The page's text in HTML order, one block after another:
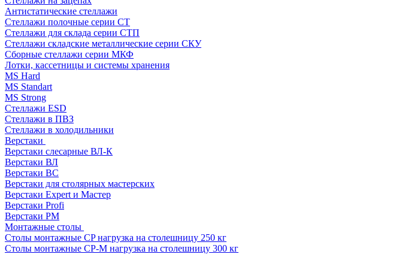
Антистатические стеллажи
Стеллажи полочные серии СТ
Стеллажи для склада серии СТП
Стеллажи складские металлические серии СКУ
Сборные стеллажи серии МКФ
Лотки, кассетницы и системы хранения
MS Hard
MS Standart
MS Strong
Стеллажи ESD
Стеллажи в ПВЗ
Стеллажи в холодильники
Верстаки
Верстаки слесарные ВЛ-К
Верстаки ВЛ
Верстаки ВС
Верстаки для столярных мастерских
Верстаки Expert и Мастер
Верстаки Profi
Верстаки РМ
Монтажные столы
Столы монтажные СP нагрузка на столешницу 250 кг
Столы монтажные СР-М нагрузка на столешницу 300 кг